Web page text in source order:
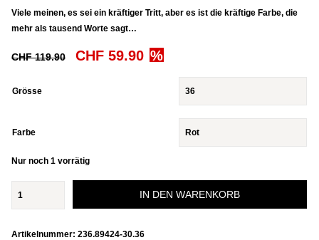
Viele meinen, es sei ein kräftiger Tritt, aber es ist die kräftige Farbe, die
mehr als tausend Worte sagt…
CHF119.90
Ursprünglicher
CHF 59.90
CHF 59.90.
Grösse
Farbe
Nur noch 1 vorrätig
Sandale
Menge
IN DEN WARENKORB
Artikelnummer: 236.89424-30.36